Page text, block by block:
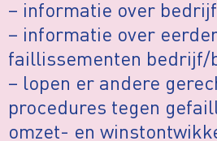
– informatie over
– informatie over
faillissementen bedrijf/
– lopen er andere
procedures tegen
omzet- en